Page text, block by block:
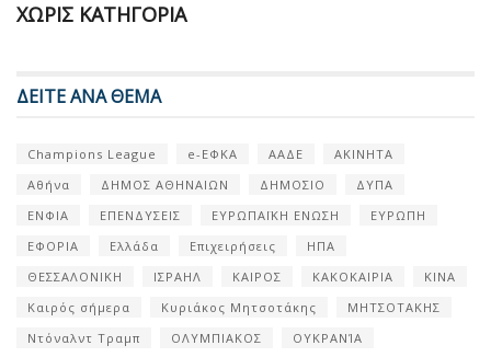
ΧΩΡΊΣ ΚΑΤΗΓΟΡΊΑ
ΔΕΙΤΕ ΑΝΑ ΘΕΜΑ
Champions League e-ΕΦΚΑ ΑΑΔΕ
ΑΚΙΝΗΤΑ
Αθήνα
ΔΗΜΟΣ ΑΘΗΝΑΙΩΝ ΔΗΜΟΣΙΟ
ΔΥΠΑ
ΕΝΦΙΑ
ΕΠΕΝΔΥΣΕΙΣ ΕΥΡΩΠΑΪΚΗ ΕΝΩΣΗ
ΕΥΡΩΠΗ
ΕΦΟΡΙΑ
Ελλάδα Επιχειρήσεις
ΗΠΑ
ΘΕΣΣΑΛΟΝΙΚΗ
ΙΣΡΑΗΛ ΚΑΙΡΟΣ ΚΑΚΟΚΑΙΡΙΑ
ΚΙΝΑ
Καιρός σήμερα
Κυριάκος Μητσοτάκης
ΜΗΤΣΟΤΑΚΗΣ
Ντόναλντ Τραμπ
ΟΛΥΜΠΙΑΚΟΣ
ΟΥΚΡΑΝΊΑ